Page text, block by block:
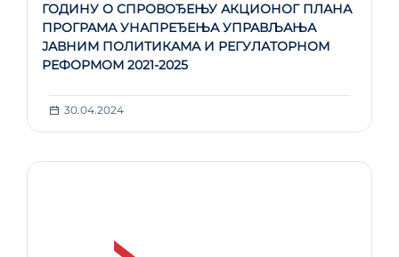
ГОДИНУ О СПРОВОЂЕЊУ АКЦИОНОГ ПЛАНА
ПРОГРАМА УНАПРЕЂЕЊА УПРАВЉАЊА
ЈАВНИМ ПОЛИТИКАМА И РЕГУЛАТОРНОМ
РЕФОРМОМ 2021-2025
30.04.2024